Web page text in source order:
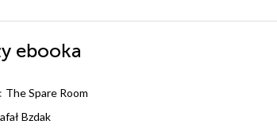
ebooka
The Spare Room
Bzdak